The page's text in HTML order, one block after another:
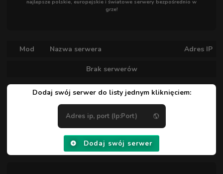
najlepsze polskie, europejskie i światowe serwery bezpośrednio w
grze!
Mod Nazwa serwera Adres IP
Brak serwerów
Dodaj swój serwer do listy jednym kliknięciem:
Dodaj swój serwer